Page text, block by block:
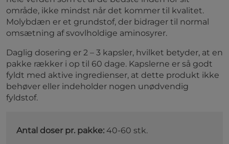
område, ikke mindst når det kommer til kvalitet.
Molybdæn er et grundstof, der bidrager til normal
omsætning af svovlholdige aminosyrer.
Daglig dosering er 2 – 3 kapsler, hvilket betyder, at en
pakke rækker i op til 60 dage. Kapslerne er så godt
fyldt med aktive ingredienser, at dette produkt ikke
behøver eller indeholder nogen unødvendig
fyldstof.
Antal doser pr. pakke: 40-60 stk.